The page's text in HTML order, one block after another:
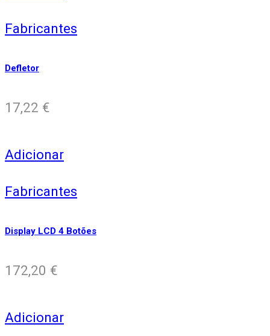
Fabricantes
Defletor
17,22 €
Adicionar
Fabricantes
Display LCD 4 Botões
172,20 €
Adicionar